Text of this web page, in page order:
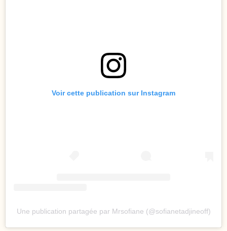
Voir cette publication sur Instagram
Une publication partagée par Mrsofiane (@sofianetadjineoff)